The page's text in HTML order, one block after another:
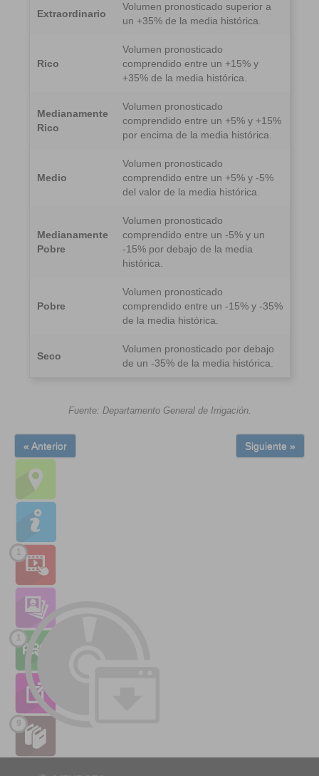
Extraordinario
Volumen pronosticado superior a
un +35% de la media histórica.
Rico
Volumen pronosticado
comprendido entre un +15% y
+35% de la media histórica.
Medianamente
Rico
Volumen pronosticado
comprendido entre un +5% y +15%
por encima de la media histórica.
Medio
Volumen pronosticado
comprendido entre un +5% y -5%
del valor de la media histórica.
Medianamente
Pobre
Volumen pronosticado
comprendido entre un -5% y un
-15% por debajo de la media
histórica.
Pobre
Volumen pronosticado
comprendido entre un -15% y -35%
de la media histórica.
Seco
Volumen pronosticado por debajo
de un -35% de la media histórica.
Fuente: Departamento General de Irrigación.
« Anterior Siguiente »
1
1
9